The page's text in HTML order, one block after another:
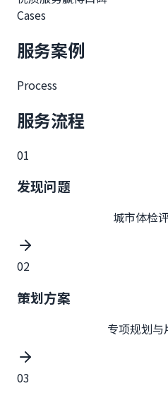
Cases
服务案例
Process
服务流程
01
发现问题
城市体检
02
策划方案
专项规划与
03